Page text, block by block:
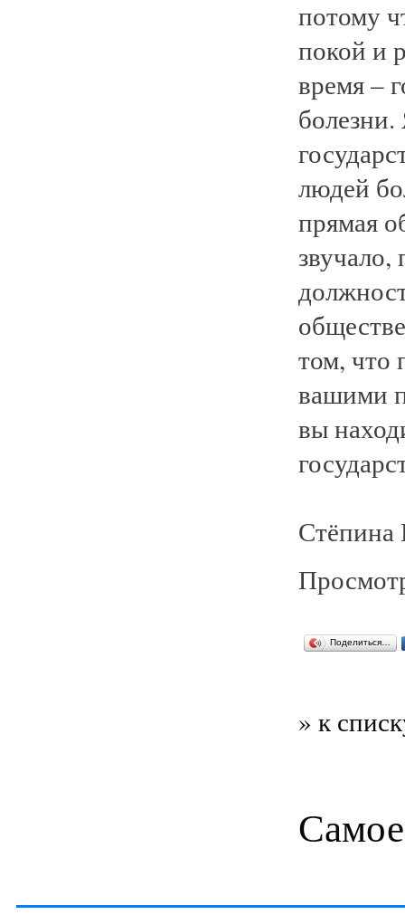
потому
покой и
время –
людей
прямая
том, что
вашими
вы
Стёпина
Поделиться…
» к